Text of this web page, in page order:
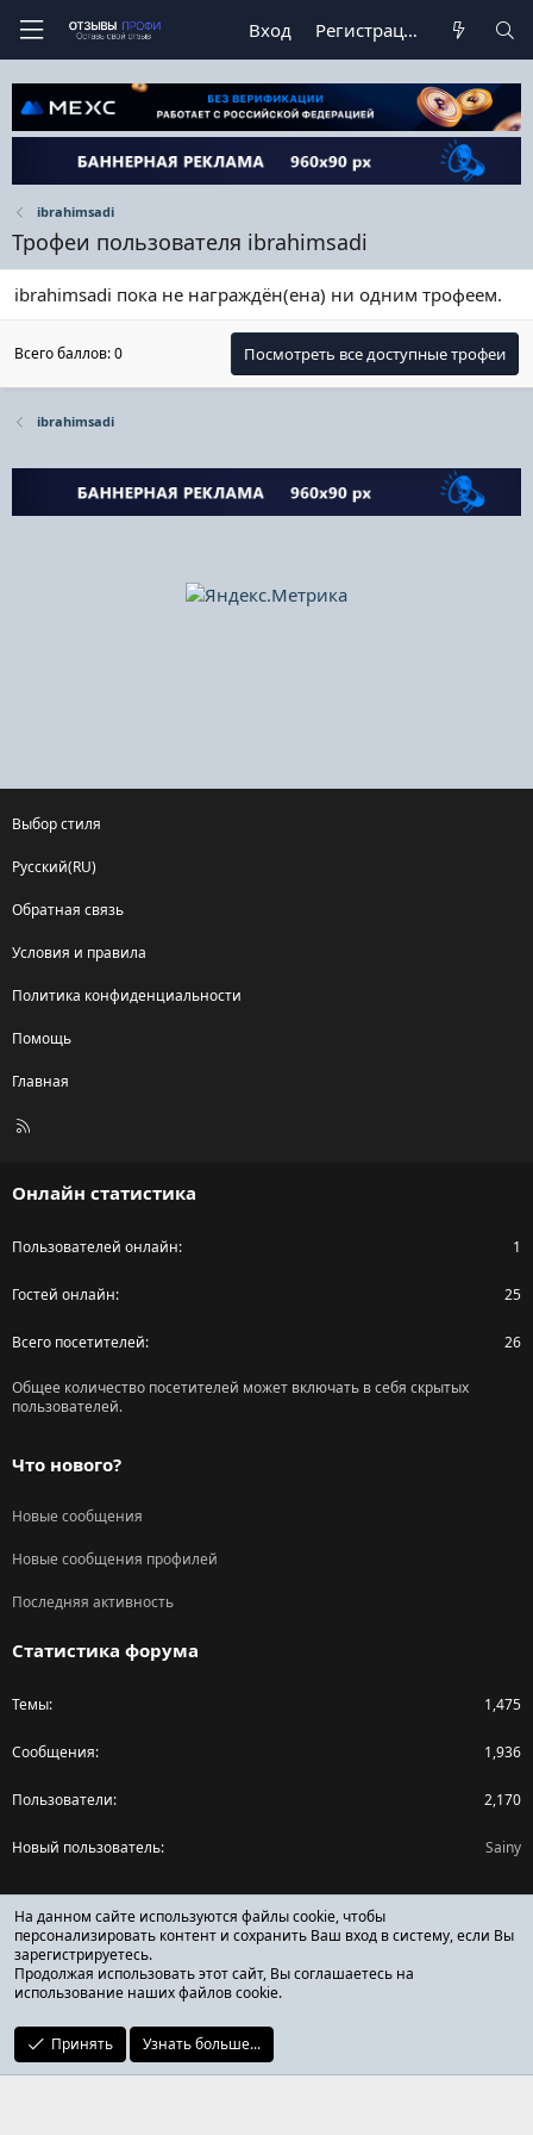
Вход Регистрация
ibrahimsadi
Трофеи пользователя ibrahimsadi
ibrahimsadi пока не награждён(ена) ни одним трофеем.
Всего баллов: 0 Посмотреть все доступные трофеи
ibrahimsadi
Выбор стиля
Русский(RU)
Обратная связь
Условия и правила
Политика конфиденциальности
Помощь
Главная
R
Онлайн статистика
Пользователей онлайн 1
Гостей онлайн 25
Всего посетителей 26
Общее количество посетителей может включать в себя скрытых
пользователей.
Что нового?
Новые сообщения
Новые сообщения профилей
Последняя активность
Статистика форума
Темы 1,475
Сообщения 1,936
Пользователи 2,170
Новый пользователь Sainy
Поделиться страницей
Facebook
X (Twitter)
Reddit
ОТЗЫВЫ ОНЛАЙН ФОРУМ
На данном сайте используются файлы cookie, чтобы
персонализировать контент и сохранить Ваш вход в систему, если Вы
зарегистрируетесь.
Продолжая использовать этот сайт, Вы соглашаетесь на
использование наших файлов cookie.
Принять Узнать больше...